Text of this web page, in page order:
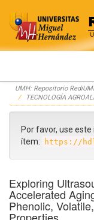
Skip
navigation
UMH: Repositorio
TECNOLOGÍA
Por favor, use
ítem:
https://
Exploring
Accelerated
Phenolic,